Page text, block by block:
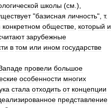
школы (см .),
"базисная личность", т.
конкретном обществе который и
зарубежные
в том или ином государстве
провели большое
особенности многих
стала отходить от концепции
представление